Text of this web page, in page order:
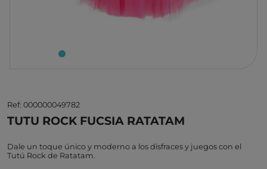
Ref: 000000049782
TUTU ROCK FUCSIA RATATAM
Dale un toque único y moderno a los disfraces y juegos con el
Tutú Rock de Ratatam.